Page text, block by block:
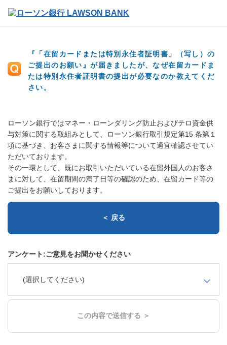
『「在留カードまたは特別永住者証明書」（写し）の
ご提出のお願い』が届きましたが、なぜ在留カードま
たは特別永住者証明書の提出が必要なのか教えてくだ
さい。
ローソン銀行ではマネー・ローンダリング防止およびテロ資金供
与対策に関する取組みとして、ローソン銀行取引規定第15 条第１
項に基づき、お客さまに関する情報等について適宜確認させてい
ただいております。
その一環として、既にお取引いただいている在留外国人のお客さ
まに対して、在留期間の満了日等の確認のため、在留カード等の
ご提出をお願いしております。
＜ 戻る
アンケート:ご意見をお聞かせください
(選択してください)
この内容で送信する ＞